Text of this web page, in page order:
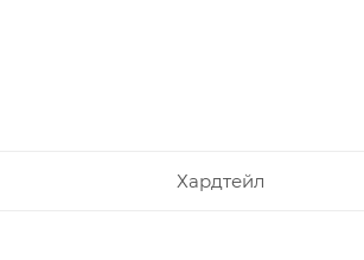
Хардтейл